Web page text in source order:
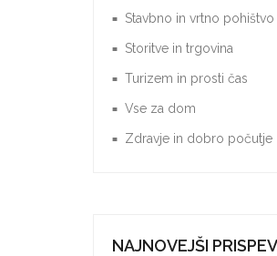
Stavbno in vrtno pohištvo
Storitve in trgovina
Turizem in prosti čas
Vse za dom
Zdravje in dobro počutje
NAJNOVEJŠI